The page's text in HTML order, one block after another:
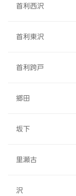
首利西沢
首利東沢
首利跨戸
郷田
坂下
里瀬古
沢